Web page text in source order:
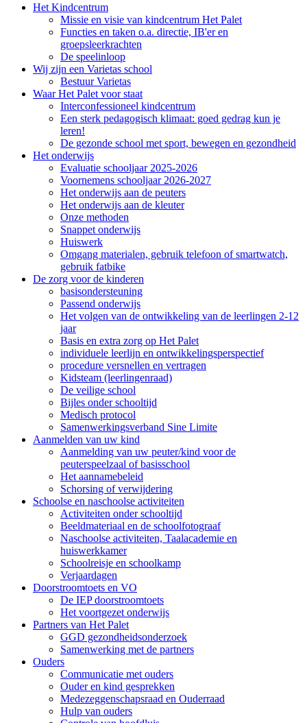
Het Kindcentrum
Missie en visie van kindcentrum Het Palet
Functies en taken o.a. directie, IB'er en
groepsleerkrachten
De speelinloop
Wij zijn een Varietas school
Bestuur Varietas
Waar Het Palet voor staat
Interconfessioneel kindcentrum
Een sterk pedagogisch klimaat: goed gedrag kun je
leren!
De gezonde school met sport, bewegen en gezondheid
Het onderwijs
Evaluatie schooljaar 2025-2026
Voornemens schooljaar 2026-2027
Het onderwijs aan de peuters
Het onderwijs aan de kleuter
Onze methoden
Snappet onderwijs
Huiswerk
Omgang materialen, gebruik telefoon of smartwatch,
gebruik fatbike
De zorg voor de kinderen
basisondersteuning
Passend onderwijs
Het volgen van de ontwikkeling van de leerlingen 2-12
jaar
Basis en extra zorg op Het Palet
individuele leerlijn en ontwikkelingsperspectief
procedure versnellen en vertragen
Kidsteam (leerlingenraad)
De veilige school
Bijles onder schooltijd
Medisch protocol
Samenwerkingsverband Sine Limite
Aanmelden van uw kind
Aanmelding van uw peuter/kind voor de
peuterspeelzaal of basisschool
Het aannamebeleid
Schorsing of verwijdering
Schoolse en naschoolse activiteiten
Activiteiten onder schooltijd
Beeldmateriaal en de schoolfotograaf
Naschoolse activiteiten, Taalacademie en
huiswerkkamer
Schoolreisje en schoolkamp
Verjaardagen
Doorstroomtoets en VO
De IEP doorstroomtoets
Het voortgezet onderwijs
Partners van Het Palet
GGD gezondheidsonderzoek
Samenwerking met de partners
Ouders
Communicatie met ouders
Ouder en kind gesprekken
Medezeggenschapsraad en Ouderraad
Hulp van ouders